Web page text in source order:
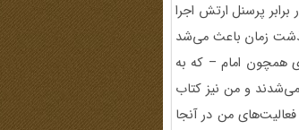
پرسنل ارتش اجرا
گذشت زمان باعث می‌شد
همچون امام – که به
می‌شدند و من نیز کتاب
فعالیت‌های من در آنجا